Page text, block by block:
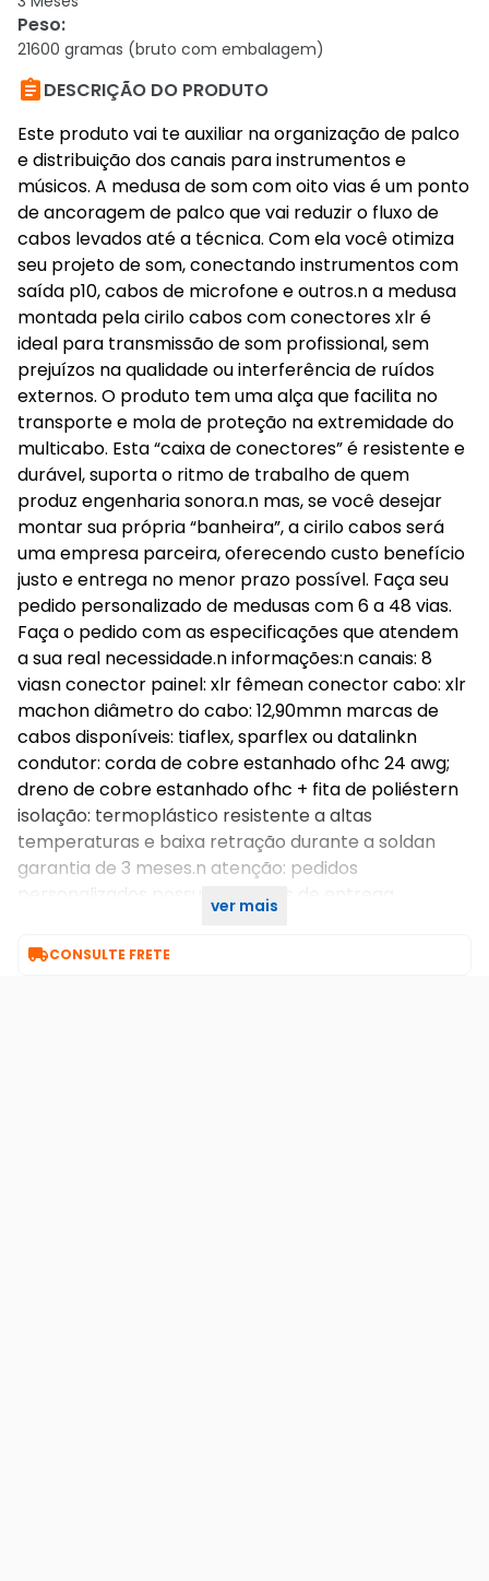
Peso:
21600 gramas (bruto com embalagem)
DESCRIÇÃO DO PRODUTO
Este produto vai te auxiliar na organização de palco
e distribuição dos canais para instrumentos e
músicos. A medusa de som com oito vias é um ponto
de ancoragem de palco que vai reduzir o fluxo de
cabos levados até a técnica. Com ela você otimiza
seu projeto de som, conectando instrumentos com
saída p10, cabos de microfone e outros.n a medusa
montada pela cirilo cabos com conectores xlr é
ideal para transmissão de som profissional, sem
prejuízos na qualidade ou interferência de ruídos
externos. O produto tem uma alça que facilita no
transporte e mola de proteção na extremidade do
multicabo. Esta “caixa de conectores” é resistente e
durável, suporta o ritmo de trabalho de quem
produz engenharia sonora.n mas, se você desejar
montar sua própria “banheira”, a cirilo cabos será
uma empresa parceira, oferecendo custo benefício
justo e entrega no menor prazo possível. Faça seu
pedido personalizado de medusas com 6 a 48 vias.
Faça o pedido com as especificações que atendem
a sua real necessidade.n informações:n canais: 8
viasn conector painel: xlr fêmean conector cabo: xlr
machon diâmetro do cabo: 12,90mmn marcas de
cabos disponíveis: tiaflex, sparflex ou datalinkn
condutor: corda de cobre estanhado ofhc 24 awg;
dreno de cobre estanhado ofhc + fita de poliéstern
isolação: termoplástico resistente a altas
temperaturas e baixa retração durante a soldan
garantia de 3 meses.n atenção: pedidos
personalizados possuem prazos de entrega
ver mais
CONSULTE FRETE